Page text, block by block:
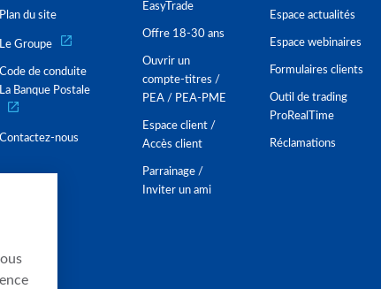
Plan du site
Le Groupe
Code de conduite
La Banque Postale
Contactez-nous
EasyTrade
Offre 18-30 ans
Ouvrir un
compte-titres /
PEA / PEA-PME
Espace client /
Accès client
Parrainage /
Inviter un ami
Espace actualités
Espace webinaires
Formulaires clients
Outil de trading
ProRealTime
Réclamations